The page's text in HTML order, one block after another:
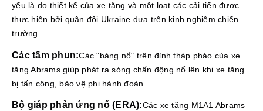
yếu là do thiết kế của xe tăng và một loạt các cải tiến được
thực hiện bởi quân đội Ukraine dựa trên kinh nghiệm chiến
trường.
Các tấm phun:Các "bảng nổ" trên đỉnh tháp pháo của xe
tăng Abrams giúp phát ra sóng chấn động nổ lên khi xe tăng
bị tấn công, bảo vệ phi hành đoàn.
Bộ giáp phản ứng nổ (ERA):Các xe tăng M1A1 Abrams